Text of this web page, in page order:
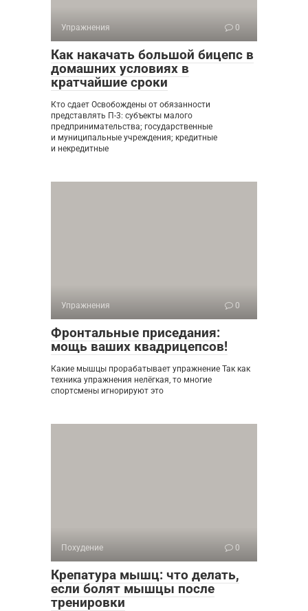
Упражнения 0
Как накачать большой бицепс в
домашних условиях в
кратчайшие сроки
Кто сдает Освобождены от обязанности
представлять П-3: субъекты малого
предпринимательства; государственные
и муниципальные учреждения; кредитные
и некредитные
Упражнения 0
Фронтальные приседания:
мощь ваших квадрицепсов!
Какие мышцы прорабатывает упражнение Так как
техника упражнения нелёгкая, то многие
спортсмены игнорируют это
Похудение 0
Крепатура мышц: что делать,
если болят мышцы после
тренировки